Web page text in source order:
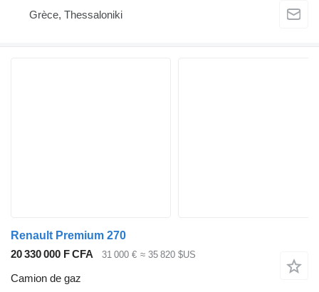
Grèce, Thessaloniki
Renault Premium 270
20 330 000 F CFA
31 000 € ≈ 35 820 $US
Camion de gaz